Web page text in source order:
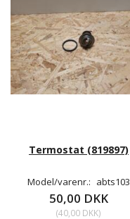
Termostat (819897)
Model/varenr.: abts103
50,00 DKK
(40,00 DKK)